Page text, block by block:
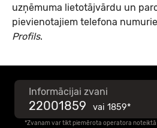
uzņēmuma lietotājvārdu un
pievienotajiem telefona
Profils.
Informācijai zvani
22001859 vai 1859*
*Zvanam var tikt piemērota operatora